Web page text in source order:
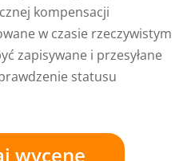
kompensacji
w czasie rzeczywistym
zapisywane i przesyłane
statusu
wycenę